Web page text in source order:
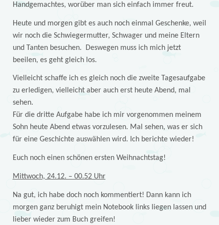
Handgemachtes, worüber man sich einfach immer freut.
Heute und morgen gibt es auch noch einmal Geschenke, weil
wir noch die Schwiegermutter, Schwager und meine Eltern
und Tanten besuchen. Deswegen muss ich mich jetzt
beeilen, es geht gleich los.
Vielleicht schaffe ich es gleich noch die zweite Tagesaufgabe
zu erledigen, vielleicht aber auch erst heute Abend, mal
sehen.
Für die dritte Aufgabe habe ich mir vorgenommen meinem
Sohn heute Abend etwas vorzulesen. Mal sehen, was er sich
für eine Geschichte auswählen wird. Ich berichte wieder!
Euch noch einen schönen ersten Weihnachtstag!
Mittwoch, 24.12. – 00.52 Uhr
Na gut, ich habe doch noch kommentiert! Dann kann ich
morgen ganz beruhigt mein Notebook links liegen lassen und
lieber wieder zum Buch greifen!